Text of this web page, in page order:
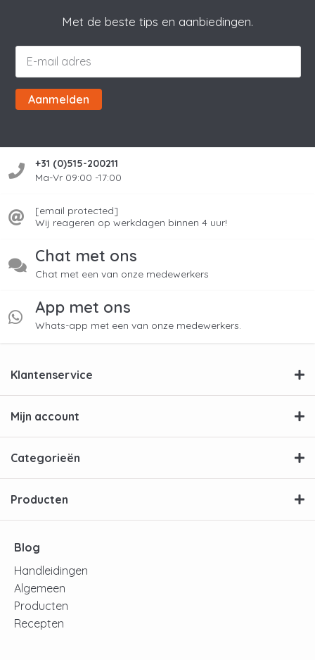
Met de beste tips en aanbiedingen.
Aanmelden
+31 (0)515-200211
Ma-Vr 09:00 -17:00
[email protected]
Wij reageren op werkdagen binnen 4 uur!
Chat met ons
Chat met een van onze medewerkers
App met ons
Whats-app met een van onze medewerkers.
Klantenservice
Mijn account
Categorieën
Producten
Blog
Handleidingen
Algemeen
Producten
Recepten